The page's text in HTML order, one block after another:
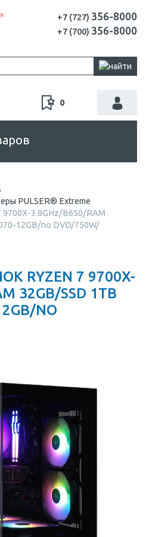
+7 (727) 356-8000
+7 (700) 356-8000
0
PULSER® Extreme
3.8GHz/B650/RAM
12GB/no DVD/750W/
RYZEN 7 9700X-
32GB/SSD 1TB
NO